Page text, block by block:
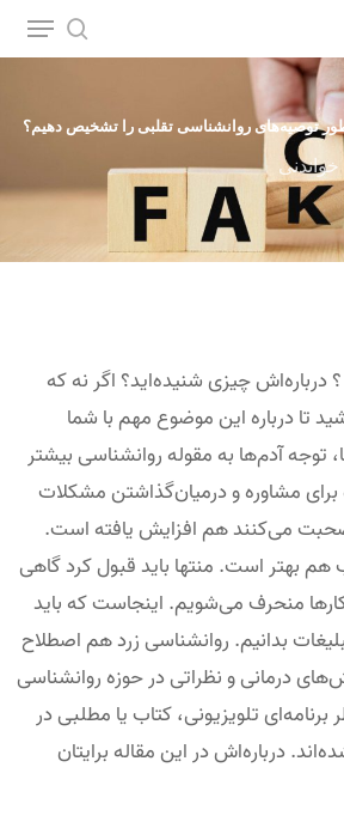
توصیه‌های روانشناسی تقلبی را تشخیص دهیم؟
خواندنی
چیزی شنیده‌اید؟ اگر نه که
تا درباره این موضوع مهم با شما
آدم‌ها به مقوله روانشناسی بیشتر
برای مشاوره و درمیان‌گذاشتن مشکلات
می‌کنند هم افزایش یافته است.
بهتر است. منتها باید قبول کرد گاهی
منحرف می‌شویم. اینجاست که باید
بدانیم. روانشناسی زرد هم اصطلاح
درمانی و نظراتی در حوزه روانشناسی
تلویزیونی، کتاب یا مطلبی در
درباره‌اش در این مقاله برایتان